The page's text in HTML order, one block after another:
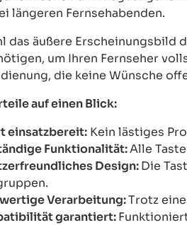
längeren Fernsehabenden.
das äußere Erscheinungsbild
um Ihren Fernseher
die keine Wünsche
auf einen Blick:
einsatzbereit: Kein lästiges
Funktionalität:Alle
Design:Die
Verarbeitung:Trotz
garantiert: